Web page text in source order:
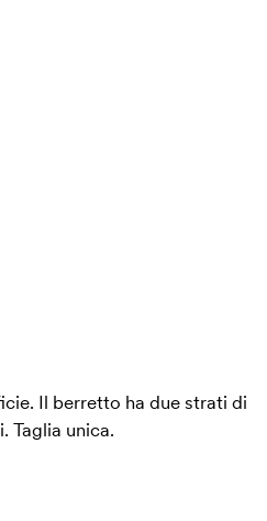
Il berretto ha due strati di
Taglia unica.